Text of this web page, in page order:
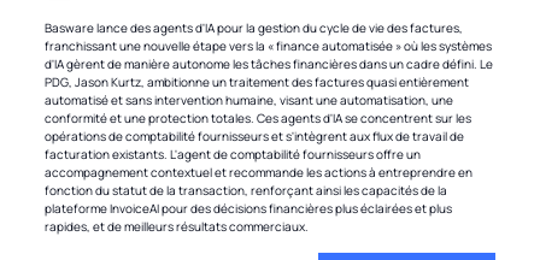
Basware lance des agents d'IA pour la gestion du cycle de vie des factures,
franchissant une nouvelle étape vers la « finance automatisée » où les systèmes
d'IA gèrent de manière autonome les tâches financières dans un cadre défini. Le
PDG, Jason Kurtz, ambitionne un traitement des factures quasi entièrement
automatisé et sans intervention humaine, visant une automatisation, une
conformité et une protection totales. Ces agents d'IA se concentrent sur les
opérations de comptabilité fournisseurs et s'intègrent aux flux de travail de
facturation existants. L'agent de comptabilité fournisseurs offre un
accompagnement contextuel et recommande les actions à entreprendre en
fonction du statut de la transaction, renforçant ainsi les capacités de la
plateforme InvoiceAI pour des décisions financières plus éclairées et plus
rapides, et de meilleurs résultats commerciaux.